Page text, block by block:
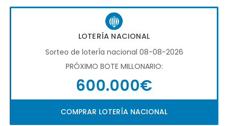
LOTERÍA NACIONAL
Sorteo de loterÍa nacional 08-08-2026
PRÓXIMO BOTE MILLONARIO:
600.000€
COMPRAR LOTERÍA NACIONAL